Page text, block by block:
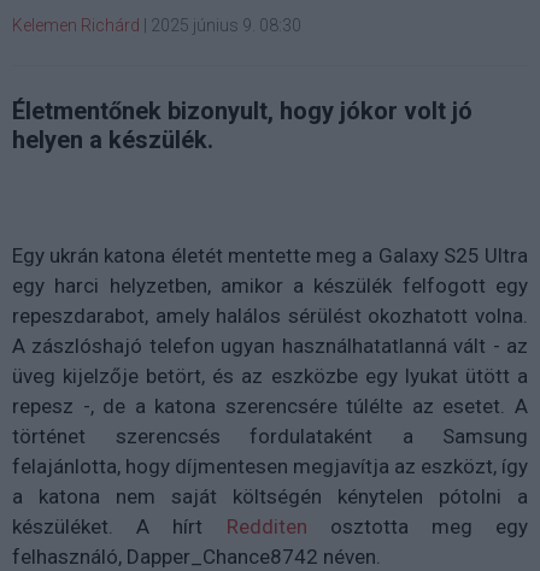
Kelemen Richárd 2025 június 9. 08:30
Életmentőnek bizonyult, hogy jókor volt jó
helyen a készülék.
Egy ukrán katona életét mentette meg a Galaxy S25 Ultra
egy harci helyzetben, amikor a készülék felfogott egy
repeszdarabot, amely halálos sérülést okozhatott volna.
A zászlóshajó telefon ugyan használhatatlanná vált - az
üveg kijelzője betört, és az eszközbe egy lyukat ütött a
repesz -, de a katona szerencsére túlélte az esetet. A
történet szerencsés fordulataként a Samsung
felajánlotta, hogy díjmentesen megjavítja az eszközt, így
a katona nem saját költségén kénytelen pótolni a
készüléket. A hírt Redditen osztotta meg egy
felhasználó, Dapper_Chance8742 néven.